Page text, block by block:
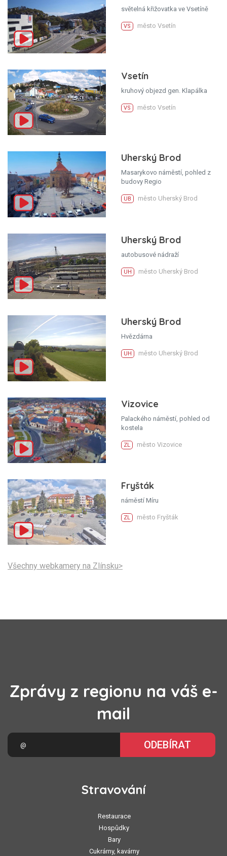
světelná křižovatka ve Vsetíně
VS město Vsetín
Vsetín
kruhový objezd gen. Klapálka
VS město Vsetín
Uherský Brod
Masarykovo náměstí, pohled z
budovy Regio
UB město Uherský Brod
Uherský Brod
autobusové nádraží
UH město Uherský Brod
Uherský Brod
Hvězdárna
UH město Uherský Brod
Vizovice
Palackého náměstí, pohled od
kostela
ZL město Vizovice
Fryšták
náměstí Míru
ZL město Fryšták
Všechny webkamery na Zlínsku>
Zprávy z regionu na váš e-
mail
ODEBÍRAT
Stravování
Restaurace
Hospůdky
Bary
Cukrárny, kavárny